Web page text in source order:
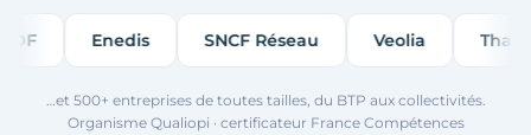
Enedis SNCF Réseau Veolia Thales
…et 500+ entreprises de toutes tailles, du BTP aux collectivités.
Organisme Qualiopi · certificateur France Compétences